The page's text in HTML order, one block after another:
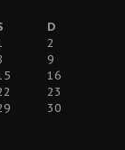
D
2
9
16
23
30